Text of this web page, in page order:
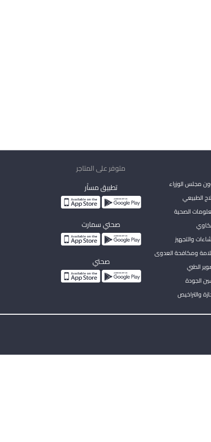
مجلس الوزراء
الطبيعي
الصحية
والتجهيز
ومكافحة العدوى
الطبي
الجودة
والتراخيص
متوفر على المتاجر
تطبيق مساْر
صحتي سمارت
صحتي